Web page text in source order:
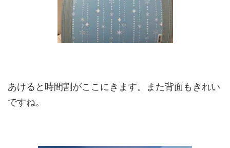
あけると時間割がここにきます。また背面もきれい
ですね。